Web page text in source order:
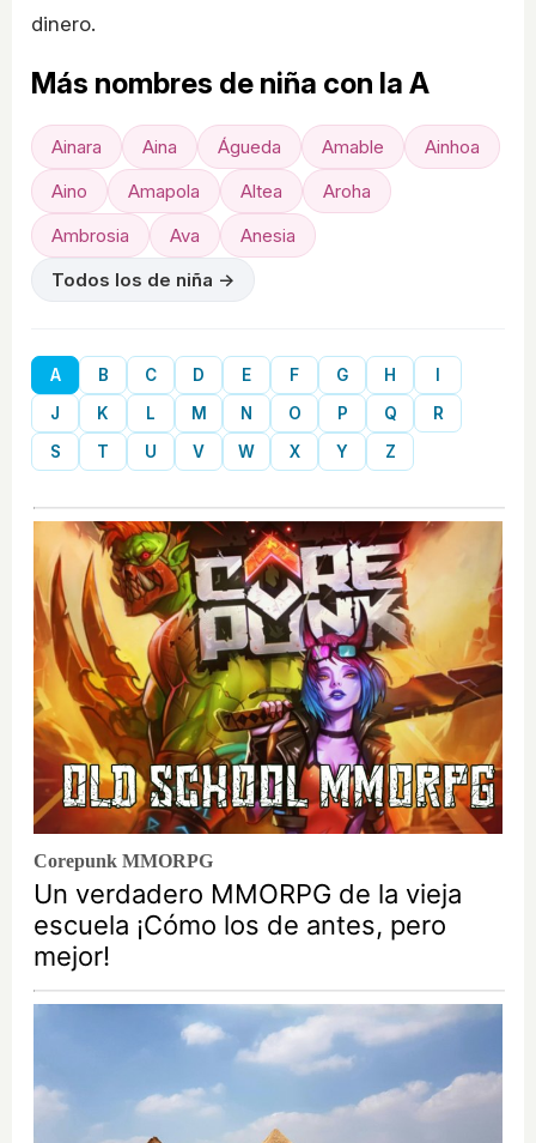
dinero.
Más nombres de niña con la A
Ainara Aina Águeda Amable
Ainhoa
Aino
Amapola Altea
Aroha
Ambrosia
Ava
Anesia
Todos los de niña →
A B C D E F G H
J
K L M N O P Q
R
S
T U V W X Y Z
Corepunk MMORPG
Un verdadero MMORPG de la vieja
escuela ¡Cómo los de antes, pero
mejor!